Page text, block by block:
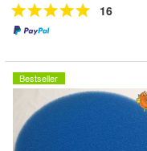
16
Bestseller